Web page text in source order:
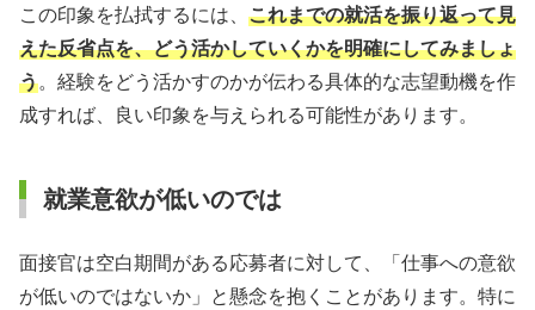
この印象を払拭するには、 これまでの就活を振り返って見
えた反省点を、どう活かしていくかを明確にしてみましょ
う。経験をどう活かすのかが伝わる具体的な志望動機を作
成すれば、良い印象を与えられる可能性があります。
就業意欲が低いのでは
面接官は空白期間がある応募者に対して、「仕事への意欲
が低いのではないか」と懸念を抱くことがあります。特に